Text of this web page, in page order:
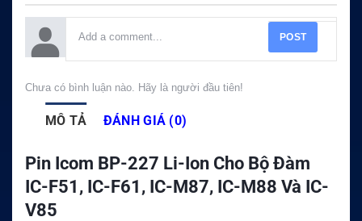
POST
Chưa có bình luận nào. Hãy là người đầu tiên!
MÔ TẢ ĐÁNH GIÁ (0)
Pin Icom BP-227 Li-Ion Cho Bộ Đàm
IC-F51, IC-F61, IC-M87, IC-M88 Và IC-
V85